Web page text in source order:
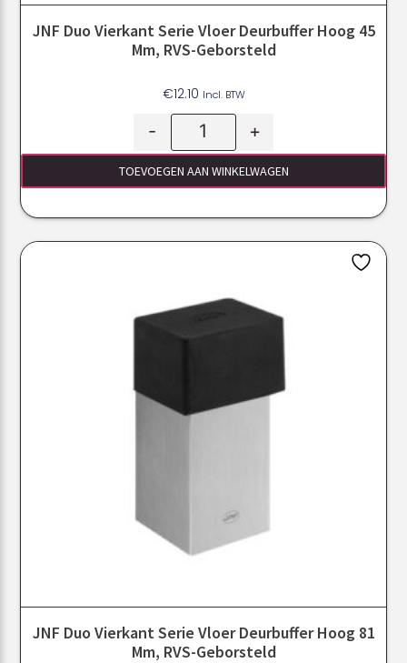
JNF Duo Vierkant Serie Vloer Deurbuffer Hoog 45
Mm, RVS-Geborsteld
€12.10 Incl. BTW
- +
TOEVOEGEN AAN WINKELWAGEN
JNF Duo Vierkant Serie Vloer Deurbuffer Hoog 81
Mm, RVS-Geborsteld